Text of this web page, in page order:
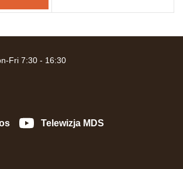
Fri 7:30 - 16:30
Telewizja MDS